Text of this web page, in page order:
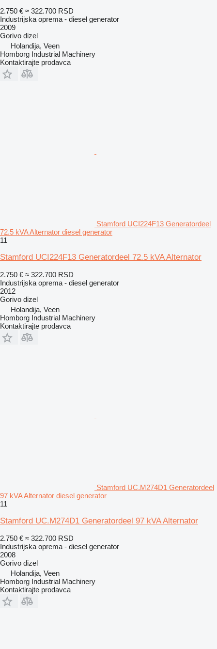
2.750 € ≈ 322.700 RSD
Industrijska oprema - diesel generator
2009
Gorivo dizel
Holandija, Veen
Homborg Industrial Machinery
Kontaktirajte prodavca
Stamford UCI224F13 Generatordeel
72.5 kVA Alternator diesel generator
11
Stamford UCI224F13 Generatordeel 72.5 kVA Alternator
2.750 € ≈ 322.700 RSD
Industrijska oprema - diesel generator
2012
Gorivo dizel
Holandija, Veen
Homborg Industrial Machinery
Kontaktirajte prodavca
Stamford UC.M274D1 Generatordeel
97 kVA Alternator diesel generator
11
Stamford UC.M274D1 Generatordeel 97 kVA Alternator
2.750 € ≈ 322.700 RSD
Industrijska oprema - diesel generator
2008
Gorivo dizel
Holandija, Veen
Homborg Industrial Machinery
Kontaktirajte prodavca